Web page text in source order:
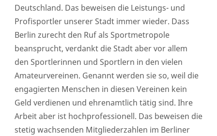
Deutschland. Das beweisen die Leistungs- und
Profisportler unserer Stadt immer wieder. Dass
Berlin zurecht den Ruf als Sportmetropole
beansprucht, verdankt die Stadt aber vor allem
den Sportlerinnen und Sportlern in den vielen
Amateurvereinen. Genannt werden sie so, weil die
engagierten Menschen in diesen Vereinen kein
Geld verdienen und ehrenamtlich tätig sind. Ihre
Arbeit aber ist hochprofessionell. Das beweisen die
stetig wachsenden Mitgliederzahlen im Berliner